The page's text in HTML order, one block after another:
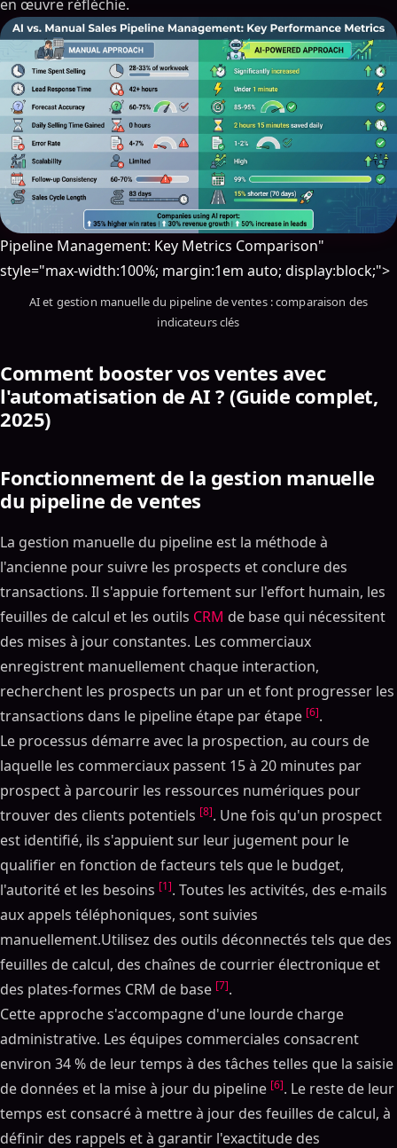
en œuvre réfléchie.
Pipeline Management: Key Metrics Comparison"
style="max-width:100%; margin:1em auto; display:block;">
AI et gestion manuelle du pipeline de ventes : comparaison des
indicateurs clés
Comment booster vos ventes avec
l'automatisation de AI ? (Guide complet,
2025)
Fonctionnement de la gestion manuelle
du pipeline de ventes
La gestion manuelle du pipeline est la méthode à
l'ancienne pour suivre les prospects et conclure des
transactions. Il s'appuie fortement sur l'effort humain, les
feuilles de calcul et les outils CRM de base qui nécessitent
des mises à jour constantes. Les commerciaux
enregistrent manuellement chaque interaction,
recherchent les prospects un par un et font progresser les
transactions dans le pipeline étape par étape [6].
Le processus démarre avec la prospection, au cours de
laquelle les commerciaux passent 15 à 20 minutes par
prospect à parcourir les ressources numériques pour
trouver des clients potentiels [8]. Une fois qu'un prospect
est identifié, ils s'appuient sur leur jugement pour le
qualifier en fonction de facteurs tels que le budget,
l'autorité et les besoins [1]. Toutes les activités, des e-mails
aux appels téléphoniques, sont suivies
manuellement.Utilisez des outils déconnectés tels que des
feuilles de calcul, des chaînes de courrier électronique et
des plates-formes CRM de base [7].
Cette approche s'accompagne d'une lourde charge
administrative. Les équipes commerciales consacrent
environ 34 % de leur temps à des tâches telles que la saisie
de données et la mise à jour du pipeline [6]. Le reste de leur
temps est consacré à mettre à jour des feuilles de calcul, à
définir des rappels et à garantir l'exactitude des